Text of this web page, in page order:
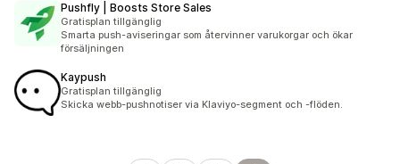
Pushfly | Boosts Store Sales
Gratisplan tillgänglig
Smarta push-aviseringar som återvinner varukorgar och ökar
försäljningen
Kaypush
Gratisplan tillgänglig
Skicka webb-pushnotiser via Klaviyo-segment och -flöden.